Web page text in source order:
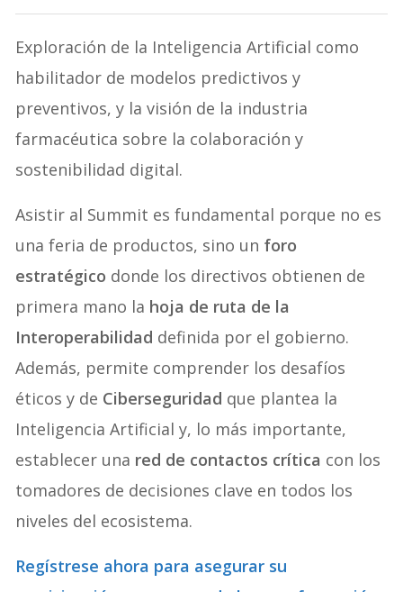
Exploración de la Inteligencia Artificial como
habilitador de modelos predictivos y
preventivos, y la visión de la industria
farmacéutica sobre la colaboración y
sostenibilidad digital.
Asistir al Summit es fundamental porque no es
una feria de productos, sino un foro
estratégico donde los directivos obtienen de
primera mano la hoja de ruta de la
Interoperabilidad definida por el gobierno.
Además, permite comprender los desafíos
éticos y de Ciberseguridad que plantea la
Inteligencia Artificial y, lo más importante,
establecer una red de contactos crítica con los
tomadores de decisiones clave en todos los
niveles del ecosistema.
Regístrese ahora para asegurar su